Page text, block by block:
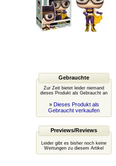
Gebrauchte
Zur Zeit bietet leider niemand
dieses Produkt als Gebraucht an
» Dieses Produkt als
Gebraucht verkaufen
Previews/Reviews
Leider gibt es bisher noch keine
Wertungen zu diesem Artikel